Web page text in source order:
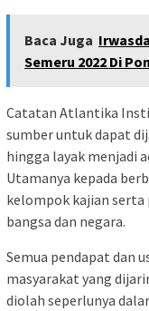
Baca Juga
Semeru 2022 Di
Catatan Atlantika
sumber untuk dapat
hingga layak menjadi
Utamanya kepada
kelompok kajian
bangsa dan negara.
Semua pendapat dan
masyarakat yang
diolah seperlunya